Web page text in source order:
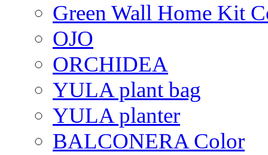
Green Wall Home Kit
OJO
ORCHIDEA
YULA plant bag
YULA planter
BALCONERA Color